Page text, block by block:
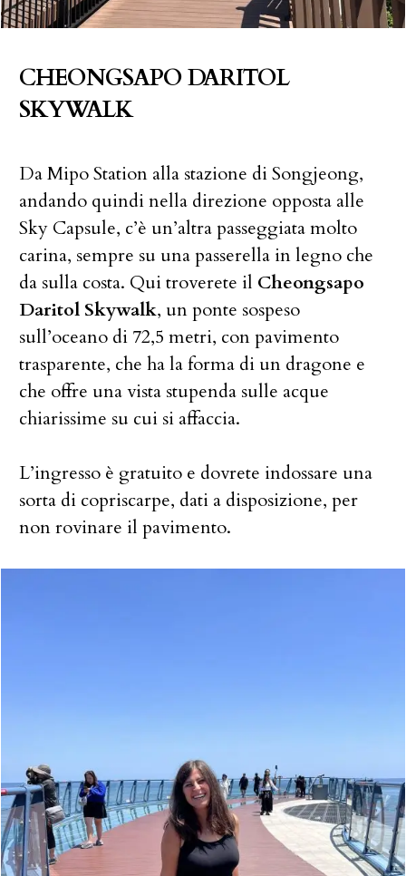
CHEONGSAPO DARITOL
SKYWALK
Da Mipo Station alla stazione di Songjeong,
andando quindi nella direzione opposta alle
Sky Capsule, c’è un’altra passeggiata molto
carina, sempre su una passerella in legno che
da sulla costa. Qui troverete il Cheongsapo
Daritol Skywalk, un ponte sospeso
sull’oceano di 72,5 metri, con pavimento
trasparente, che ha la forma di un dragone e
che offre una vista stupenda sulle acque
chiarissime su cui si affaccia.
L’ingresso è gratuito e dovrete indossare una
sorta di copriscarpe, dati a disposizione, per
non rovinare il pavimento.